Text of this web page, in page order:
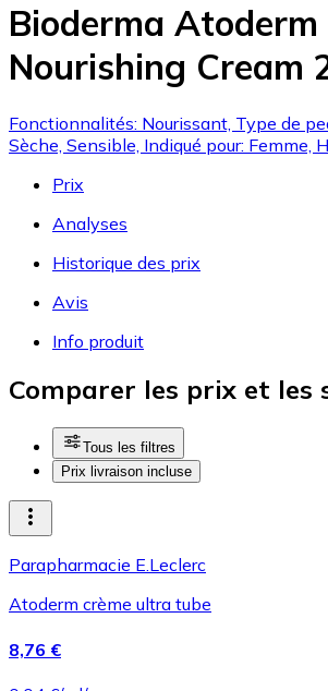
Bioderma
Nourishing Cream
Fonctionnalités: Nourissant, Type de
Sèche, Sensible, Indiqué pour: Femme,
Prix
Analyses
Historique des prix
Avis
Info produit
Comparer les prix et les
Tous les filtres
Prix livraison incluse
Parapharmacie E.Leclerc
Atoderm crème ultra tube
8,76 €